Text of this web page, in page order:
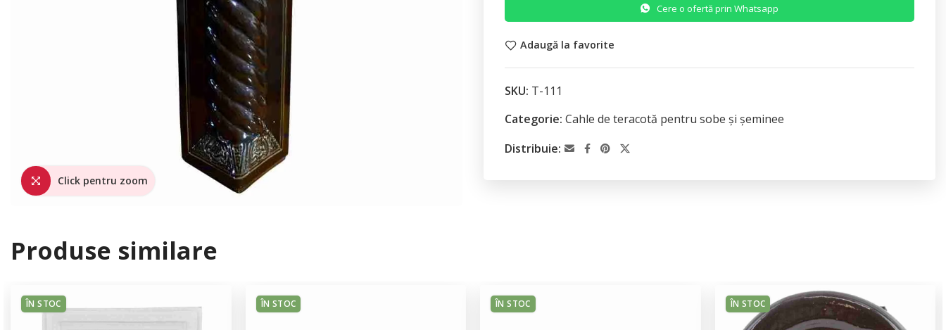
Click pentru zoom
Cere o ofertă prin Whatsapp
Adaugă la favorite
SKU: T-111
Categorie: Cahle de teracotă pentru sobe și șeminee
Distribuie:
Produse similare
ÎN STOC ÎN STOC ÎN STOC ÎN STOC